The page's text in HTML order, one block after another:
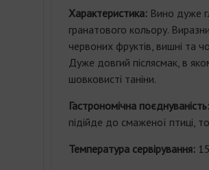
Характеристика: Вино дуже
гранатового кольору.
червоних фруктів, вишні та
Дуже довгий післясмак, в
шовковисті таніни.
Гастрономічна
підійде до смаженої птиці,
Температура сервірування: